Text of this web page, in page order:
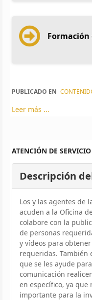
Formación
PUBLICADO EN
Leer más ...
ATENCIÓN DE
Descripción
Los y las agentes de
acuden a la Oficina
colabore con la
de personas
y vídeos para
requeridas. También
que se les ayude
comunicación
en específico, ya
importante para la